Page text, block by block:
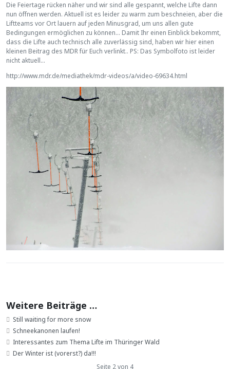
Die Feiertage rücken näher und wir sind alle gespannt, welche Lifte dann
nun öffnen werden. Aktuell ist es leider zu warm zum beschneien, aber die
Liftteams vor Ort lauern auf jeden Minusgrad, um uns allen gute
Bedingungen ermöglichen zu können... Damit Ihr einen Einblick bekommt,
dass die Lifte auch technisch alle zuverlässig sind, haben wir hier einen
kleinen Beitrag des MDR für Euch verlinkt.. PS: Das Symbolfoto ist leider
nicht aktuell...
http://www.mdr.de/mediathek/mdr-videos/a/video-69634.html
Weitere Beiträge …
Still waiting for more snow
Schneekanonen laufen!
Interessantes zum Thema Lifte im Thüringer Wald
Der Winter ist (vorerst?) da!!!
Seite 2 von 4